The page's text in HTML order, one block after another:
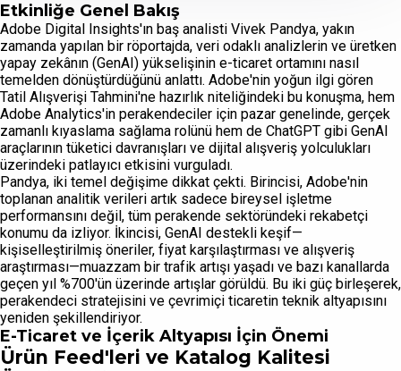
Etkinliğe Genel Bakış
Adobe Digital Insights'ın baş analisti Vivek Pandya, yakın
zamanda yapılan bir röportajda, veri odaklı analizlerin ve üretken
yapay zekânın (GenAI) yükselişinin e-ticaret ortamını nasıl
temelden dönüştürdüğünü anlattı. Adobe'nin yoğun ilgi gören
Tatil Alışverişi Tahmini'ne hazırlık niteliğindeki bu konuşma, hem
Adobe Analytics'in perakendeciler için pazar genelinde, gerçek
zamanlı kıyaslama sağlama rolünü hem de ChatGPT gibi GenAI
araçlarının tüketici davranışları ve dijital alışveriş yolculukları
üzerindeki patlayıcı etkisini vurguladı.
Pandya, iki temel değişime dikkat çekti. Birincisi, Adobe'nin
toplanan analitik verileri artık sadece bireysel işletme
performansını değil, tüm perakende sektöründeki rekabetçi
konumu da izliyor. İkincisi, GenAI destekli keşif—
kişiselleştirilmiş öneriler, fiyat karşılaştırması ve alışveriş
araştırması—muazzam bir trafik artışı yaşadı ve bazı kanallarda
geçen yıl %700'ün üzerinde artışlar görüldü. Bu iki güç birleşerek,
perakendeci stratejisini ve çevrimiçi ticaretin teknik altyapısını
yeniden şekillendiriyor.
E-Ticaret ve İçerik Altyapısı İçin Önemi
Ürün Feed'leri ve Katalog Kalitesi